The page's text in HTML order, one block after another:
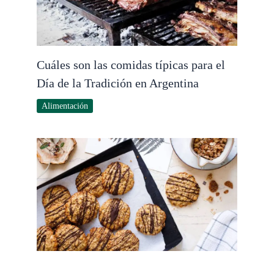
Cuáles son las comidas típicas para el
Día de la Tradición en Argentina
Alimentación